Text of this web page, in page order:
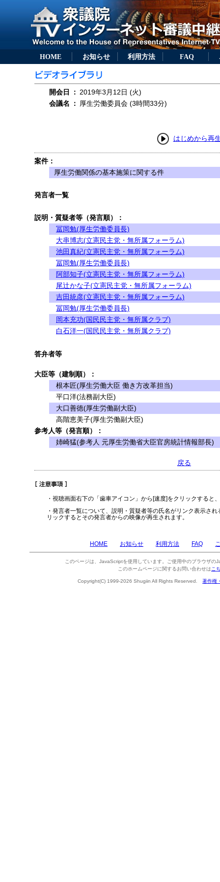
HOME お知らせ 利用方法 FAQ
開会日 ： 2019年3月12日 (火)
会議名
： 厚生労働委員会 (3時間33分)
はじめから再
案件：
厚生労働関係の基本施策に関する件
発言者一覧
説明・質疑者等（発言順）：
冨岡勉(厚生労働委員長)
大串博志(立憲民主党・無所属フォーラム)
池田真紀(立憲民主党・無所属フォーラム)
冨岡勉(厚生労働委員長)
阿部知子(立憲民主党・無所属フォーラム)
尾辻かな子(立憲民主党・無所属フォーラム)
吉田統彦(立憲民主党・無所属フォーラム)
冨岡勉(厚生労働委員長)
岡本充功(国民民主党・無所属クラブ)
白石洋一(国民民主党・無所属クラブ)
答弁者等
大臣等（建制順）：
根本匠(厚生労働大臣 働き方改革担当)
平口洋(法務副大臣)
大口善徳(厚生労働副大臣)
高階恵美子(厚生労働副大臣)
参考人等（発言順）：
姉崎猛(参考人 元厚生労働省大臣官房統計情報部長)
戻る
・視聴画面右下の「歯車アイコン」から[速度]をクリックすると
・発言者一覧について、説明・質疑者等の氏名がリンク表示さ
リックするとその発言者からの映像が再生されます。
HOME お知らせ 利用方法 FAQ
このページは、JavaScriptを使用しています。ご使用中のブラウザの
このホームページに関するお問い合わせは こ
Copyright(C) 1999-2026 Shugiin All Rights Reserved. 著作権